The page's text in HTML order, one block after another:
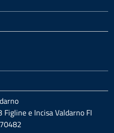
e Incisa Valdarno FI